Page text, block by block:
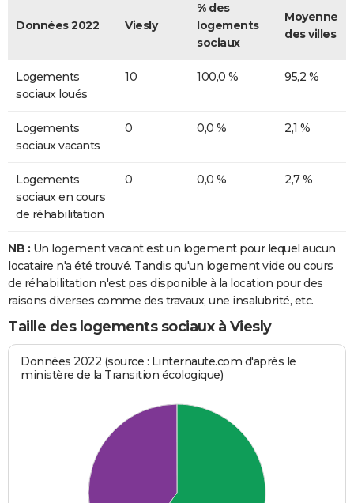
Données 2022 Viesly
% des
logements
sociaux
Moyenne
des villes
Logements
sociaux loués
10 100,0 % 95,2 %
Logements
sociaux vacants
0 0,0 % 2,1 %
Logements
sociaux en cours
de réhabilitation
0 0,0 % 2,7 %
NB : Un logement vacant est un logement pour lequel aucun
locataire n'a été trouvé. Tandis qu'un logement vide ou cours
de réhabilitation n'est pas disponible à la location pour des
raisons diverses comme des travaux, une insalubrité, etc.
Taille des logements sociaux à Viesly
Données 2022 (source : Linternaute.com d'après le
ministère de la Transition écologique)